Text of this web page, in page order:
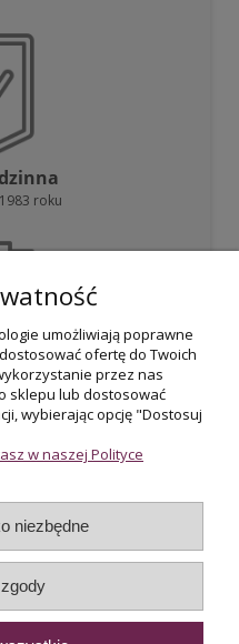
roku
800 zł
jakości biżuterii
umożliwiają poprawne
ofertę do Twoich
przez nas
sklepu lub dostosować
wybierając opcję "Dostosuj
w naszej Polityce
niezbędne